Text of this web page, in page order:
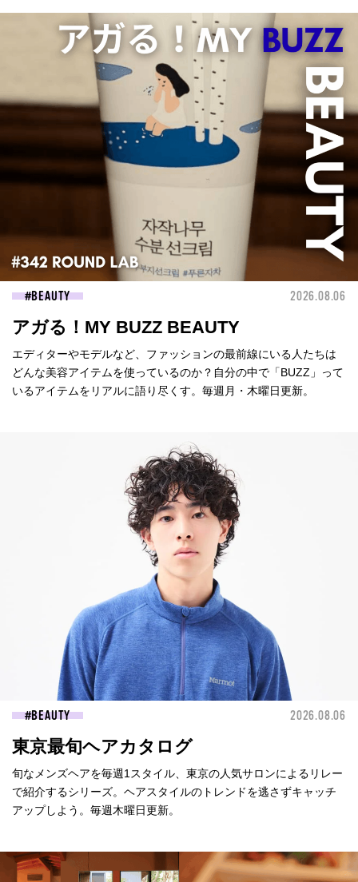
BEAUTY 2026.08.06
アガる！MY BUZZ BEAUTY
エディターやモデルなど、ファッションの最前線にいる人たちは
どんな美容アイテムを使っているのか？自分の中で「BUZZ」って
いるアイテムをリアルに語り尽くす。毎週月・木曜日更新。
BEAUTY 2026.08.06
東京最旬ヘアカタログ
旬なメンズヘアを毎週1スタイル、東京の人気サロンによるリレー
で紹介するシリーズ。ヘアスタイルのトレンドを逃さずキャッチ
アップしよう。毎週木曜日更新。